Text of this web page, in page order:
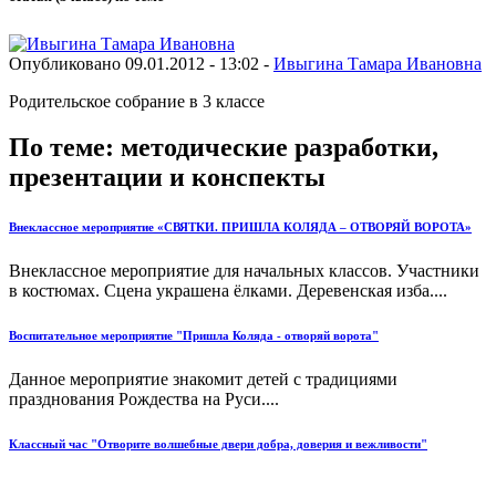
Опубликовано 09.01.2012 - 13:02 - Ивыгина Тамара Ивановна
Родительское собрание в 3 классе
По теме: методические разработки,
презентации и конспекты
Внеклассное мероприятие «СВЯТКИ. ПРИШЛА КОЛЯДА – ОТВОРЯЙ ВОРОТА»
Внеклассное мероприятие для начальных классов. Участники
в костюмах. Сцена украшена ёлками. Деревенская изба....
Воспитательное мероприятие "Пришла Коляда - отворяй ворота"
Данное мероприятие знакомит детей с традициями
празднования Рождества на Руси....
Классный час "Отворите волшебные двери добра, доверия и вежливости"